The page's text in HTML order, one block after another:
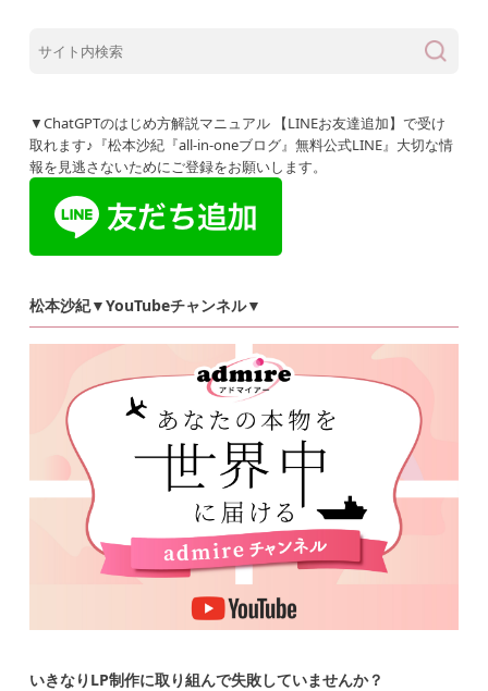
▼ChatGPTのはじめ方解説マニュアル 【LINEお友達追加】で受け
取れます♪『松本沙紀『all-in-oneブログ』無料公式LINE』大切な情
報を見逃さないためにご登録をお願いします。
松本沙紀▼YouTubeチャンネル▼
いきなりLP制作に取り組んで失敗していませんか？